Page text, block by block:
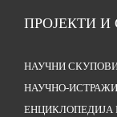
ПРОЈЕКТИ
НАУЧНИ
НАУЧНО-
ЕНЦИКЛОПЕДИЈА